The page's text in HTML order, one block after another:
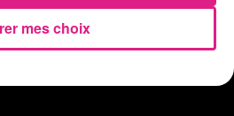
mes choix